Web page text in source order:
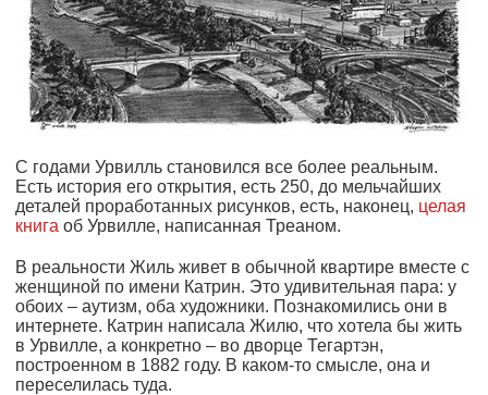
С годами Урвилль становился все более реальным.
Есть история его открытия, есть 250, до мельчайших
деталей проработанных рисунков, есть, наконец, целая
книга об Урвилле, написанная Треаном.
В реальности Жиль живет в обычной квартире вместе с
женщиной по имени Катрин. Это удивительная пара: у
обоих – аутизм, оба художники. Познакомились они в
интернете. Катрин написала Жилю, что хотела бы жить
в Урвилле, а конкретно – во дворце Тегартэн,
построенном в 1882 году. В каком-то смысле, она и
переселилась туда.